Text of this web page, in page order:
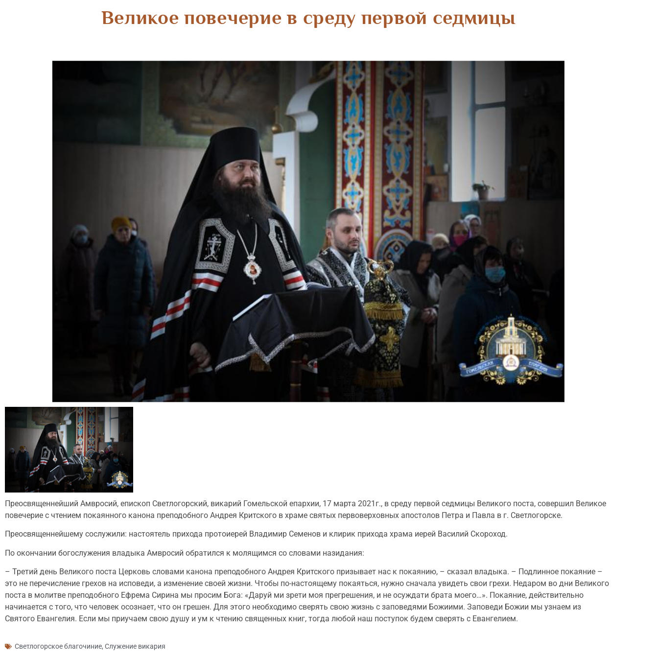
Великое повечерие в среду первой седмицы
Преосвященнейший Амвросий, епископ Светлогорский, викарий Гомельской епархии, 17 марта 2021г., в среду первой седмицы Великого поста, совершил Великое
повечерие с чтением покаянного канона преподобного Андрея Критского в храме святых первоверховных апостолов Петра и Павла в г. Светлогорске.
Преосвященнейшему сослужили: настоятель прихода протоиерей Владимир Семенов и клирик прихода храма иерей Василий Скороход.
По окончании богослужения владыка Амвросий обратился к молящимся со словами назидания:
– Третий день Великого поста Церковь словами канона преподобного Андрея Критского призывает нас к покаянию, – сказал владыка. – Подлинное покаяние –
это не перечисление грехов на исповеди, а изменение своей жизни. Чтобы по-настоящему покаяться, нужно сначала увидеть свои грехи. Недаром во дни Великого
поста в молитве преподобного Ефрема Сирина мы просим Бога: «Даруй ми зрети моя прегрешения, и не осуждати брата моего…». Покаяние, действительно
начинается с того, что человек осознает, что он грешен. Для этого необходимо сверять свою жизнь с заповедями Божиими. Заповеди Божии мы узнаем из
Святого Евангелия. Если мы приучаем свою душу и ум к чтению священных книг, тогда любой наш поступок будем сверять с Евангелием.
Светлогорское благочиние, Служение викария